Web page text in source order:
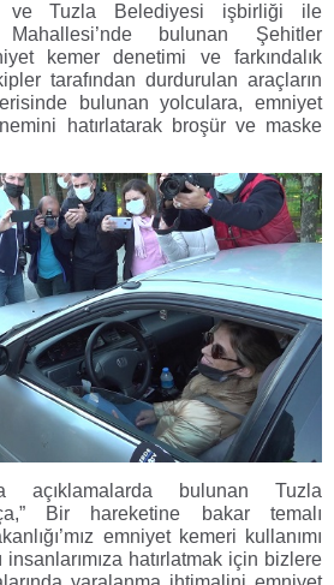
ve Tuzla Belediyesi işbirliği ile
Mahallesi’nde bulunan Şehitler
kemer denetimi ve farkındalık
tarafından durdurulan araçların
bulunan yolculara, emniyet
hatırlatarak broşür ve maske
açıklamalarda bulunan Tuzla
Bir hareketine bakar temalı
emniyet kemeri kullanımı
insanlarımıza hatırlatmak için bizlere